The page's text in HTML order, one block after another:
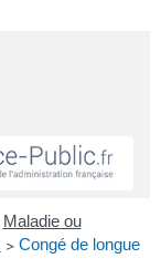
Maladie ou
> Congé de longue